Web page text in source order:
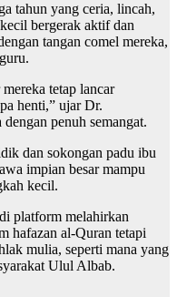
tahun yang ceria, lincah,
bergerak aktif dan
tangan comel mereka,
tetap lancar
henti,” ujar Dr.
penuh semangat.
dan sokongan padu ibu
impian besar mampu
kecil.
platform melahirkan
hafazan al-Quran tetapi
mulia, seperti mana yang
Ulul Albab.